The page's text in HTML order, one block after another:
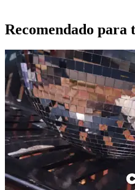
Recomendado para